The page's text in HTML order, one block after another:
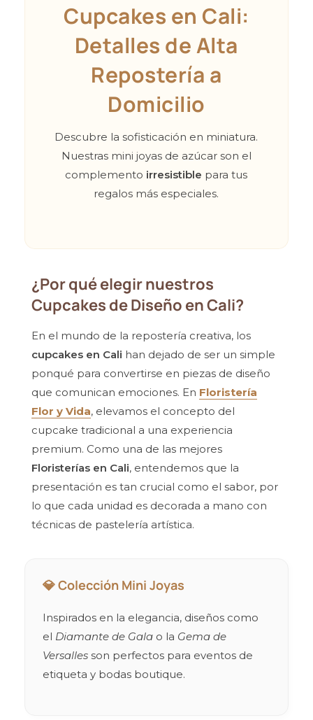
Cupcakes en Cali:
Detalles de Alta
Repostería a
Domicilio
Descubre la sofisticación en miniatura.
Nuestras mini joyas de azúcar son el
complemento irresistible para tus
regalos más especiales.
¿Por qué elegir nuestros
Cupcakes de Diseño en Cali?
En el mundo de la repostería creativa, los
cupcakes en Cali han dejado de ser un simple
ponqué para convertirse en piezas de diseño
que comunican emociones. En Floristería
Flor y Vida, elevamos el concepto del
cupcake tradicional a una experiencia
premium. Como una de las mejores
Floristerías en Cali, entendemos que la
presentación es tan crucial como el sabor, por
lo que cada unidad es decorada a mano con
técnicas de pastelería artística.
💎 Colección Mini Joyas
Inspirados en la elegancia, diseños como
el Diamante de Gala o la Gema de
Versalles son perfectos para eventos de
etiqueta y bodas boutique.